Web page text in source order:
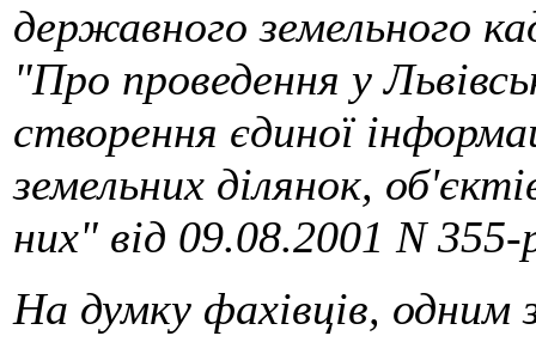
державного земельного
"Про проведення у
створення єдиної
земельних ділянок,
них" від 09.08.2001 N
На думку фахівців, одним